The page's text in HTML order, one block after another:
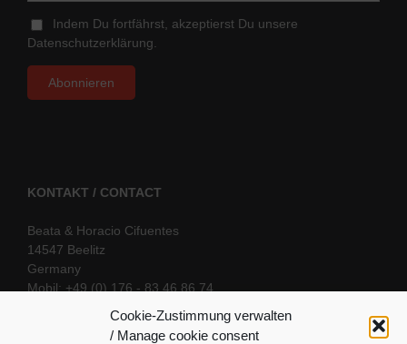
Cookie-Zustimmung verwalten
/ Manage cookie consent
Indem Du fortfährst, akzeptierst Du unsere
Datenschutzerklärung.
KONTAKT / CONTACT
Beata & Horacio Cifuentes
14547 Beelitz
Germany
Mobil: +49 (0) 176 - 83 46 86 74